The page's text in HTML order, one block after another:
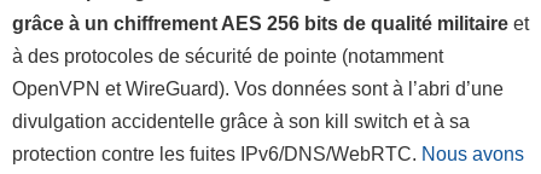
grâce à un chiffrement AES 256 bits de qualité militaire et
à des protocoles de sécurité de pointe (notamment
OpenVPN et WireGuard). Vos données sont à l’abri d’une
divulgation accidentelle grâce à son kill switch et à sa
protection contre les fuites IPv6/DNS/WebRTC. Nous avons